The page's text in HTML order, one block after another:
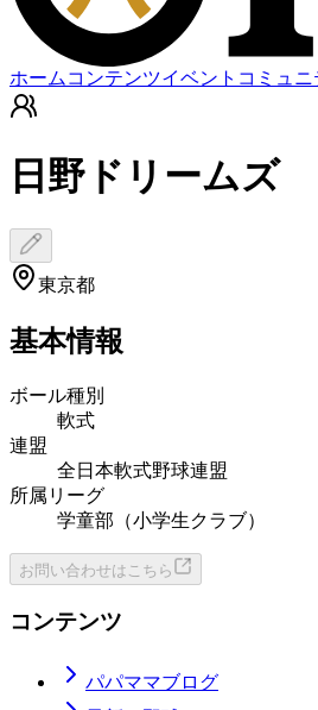
ホーム コンテンツイベント コミュニ
日野ドリームズ
東京都
基本情報
ボール種別
軟式
連盟
全日本軟式野球連盟
所属リーグ
学童部（小学生クラブ）
お問い合わせはこちら
コンテンツ
パパママブログ